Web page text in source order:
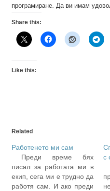
програмиране. Да ви имам
Share this:
Like this:
Related
Работенето ми сам
Преди време бях
писал за работата ми в
екип, сега ми е трудно да
работя сам. И ако преди
с